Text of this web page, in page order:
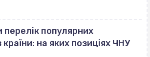
популярних
країни: на яких позиціях ЧНУ